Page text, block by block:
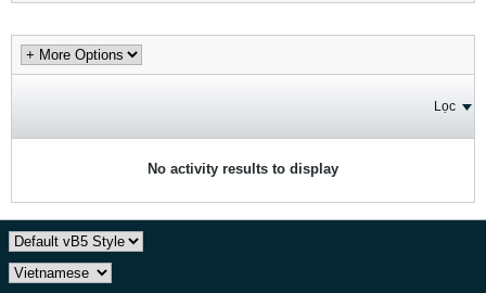
Lọc
No activity results to display